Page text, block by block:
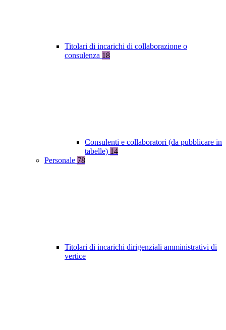
Titolari di incarichi di collaborazione o
consulenza 18
Consulenti e collaboratori (da pubblicare in
tabelle) 14
Personale 78
Titolari di incarichi dirigenziali amministrativi di
vertice